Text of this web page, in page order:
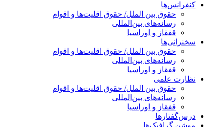
کنفرانس‌ها
حقوق بین الملل/ حقوق اقلیت‌ها و اقوام
رسانه‌های بین‌المللی
قفقاز و اوراسیا
سخنرانی‌ها
حقوق بین الملل/ حقوق اقلیت‌ها و اقوام
رسانه‌های بین‌المللی
قفقاز و اوراسیا
نظارت علمی
حقوق بین الملل/ حقوق اقلیت‌ها و اقوام
رسانه‌های بین‌المللی
قفقاز و اوراسیا
درس‌گفتارها
موشن گرافیک‌ها